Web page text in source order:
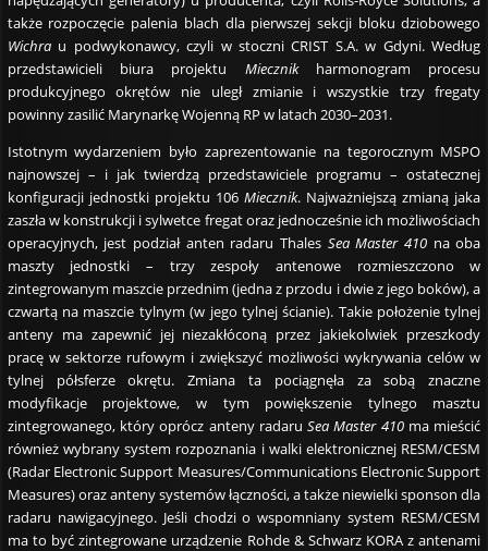
także rozpoczęcie palenia blach dla pierwszej sekcji bloku dziobowego
Wichra u podwykonawcy, czyli w stoczni CRIST S.A. w Gdyni. Według
przedstawicieli biura projektu Miecznikharmonogram procesu
produkcyjnego okrętów nie uległ zmianie i wszystkie trzy fregaty
powinny zasilić Marynarkę Wojenną RP w latach 2030–2031.
Istotnym wydarzeniem było zaprezentowanie na tegorocznym MSPO
najnowszej – i jak twierdzą przedstawiciele programu – ostatecznej
konfiguracji jednostki projektu 106Miecznik. Najważniejszą zmianą jaka
zaszła w konstrukcji i sylwetce fregat oraz jednocześnie ich możliwościach
operacyjnych, jest podział anten radaru Thales Sea Master 410 na oba
maszty jednostki – trzy zespoły antenowe rozmieszczono w
zintegrowanym maszcie przednim (jedna z przodu i dwie z jego boków), a
czwartą na maszcie tylnym (w jego tylnej ścianie). Takie położenie tylnej
anteny ma zapewnić jej niezakłóconą przez jakiekolwiek przeszkody
pracę w sektorze rufowym i zwiększyć możliwości wykrywania celów w
tylnej półsferze okrętu. Zmiana ta pociągnęła za sobą znaczne
modyfikacje projektowe, w tym powiększenie tylnego masztu
zintegrowanego, który oprócz anteny radaruSea Master 410 ma mieścić
również wybrany system rozpoznania i walki elektronicznej RESM/CESM
(Radar Electronic Support Measures/Communications Electronic Support
Measures) oraz anteny systemów łączności, a także niewielki sponson dla
radaru nawigacyjnego. Jeśli chodzi o wspomniany system RESM/CESM
ma to być zintegrowane urządzenie Rohde & Schwarz KORA z antenami